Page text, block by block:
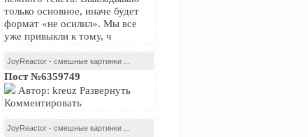
только основное, иначе будет
формат «не осилил». Мы все
уже привыкли к тому, ч
JoyReactor - смешные картинки ...
Пост №6359749
Автор: kreuz Развернуть
Комментировать
JoyReactor - смешные картинки ...